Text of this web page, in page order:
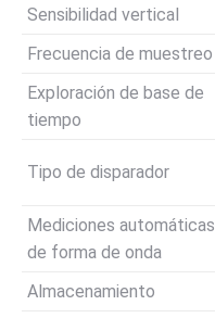
Sensibilidad vertical
Frecuencia de muestreo
Exploración de base de
tiempo
Tipo de disparador
Mediciones automáticas
de forma de onda
Almacenamiento